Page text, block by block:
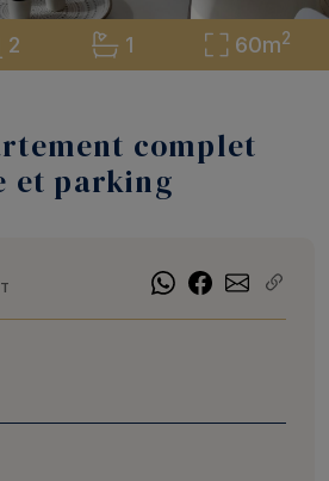
2 1 60m2
complet
et parking